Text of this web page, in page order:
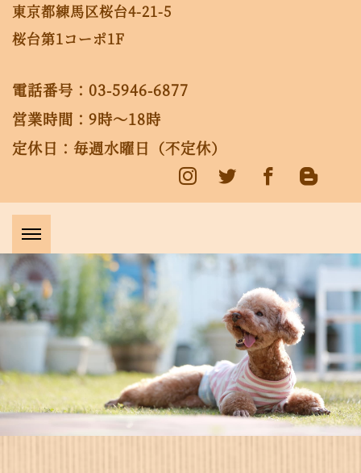
東京都練馬区桜台4-21-5
桜台第1コーポ1F
電話番号：03-5946-6877
営業時間：9時～18時
定休日：毎週水曜日（不定休）